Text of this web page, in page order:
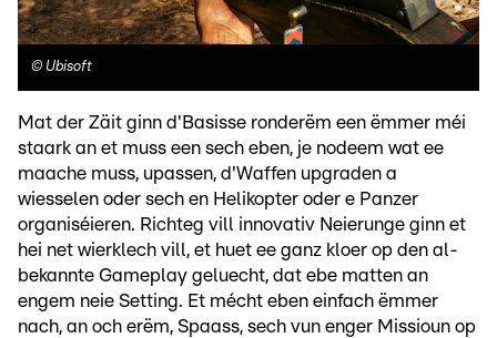
© Ubisoft
Mat der Zäit ginn d'Basisse ronderëm een ëmmer méi
staark an et muss een sech eben, je nodeem wat ee
maache muss, upassen, d'Waffen upgraden a
wiesselen oder sech en Helikopter oder e Panzer
organiséieren. Richteg vill innovativ Neierunge ginn et
hei net wierklech vill, et huet ee ganz kloer op den al-
bekannte Gameplay geluecht, dat ebe matten an
engem neie Setting. Et mécht eben einfach ëmmer
nach, an och erëm, Spaass, sech vun enger Missioun op